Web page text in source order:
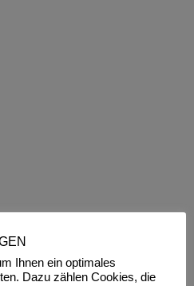
Ihnen ein optimales
Dazu zählen Cookies, die